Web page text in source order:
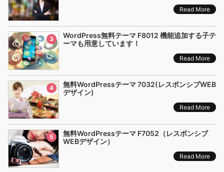
Read More
3
WordPress無料テーマ F8012 機能追加する子テ
ーマも用意しています！
Read More
4
無料WordPressテーマ 7032(レスポンシブWEB
デザイン)
Read More
5
無料WordPressテーマ F7052（レスポンシブ
WEBデザイン）
Read More